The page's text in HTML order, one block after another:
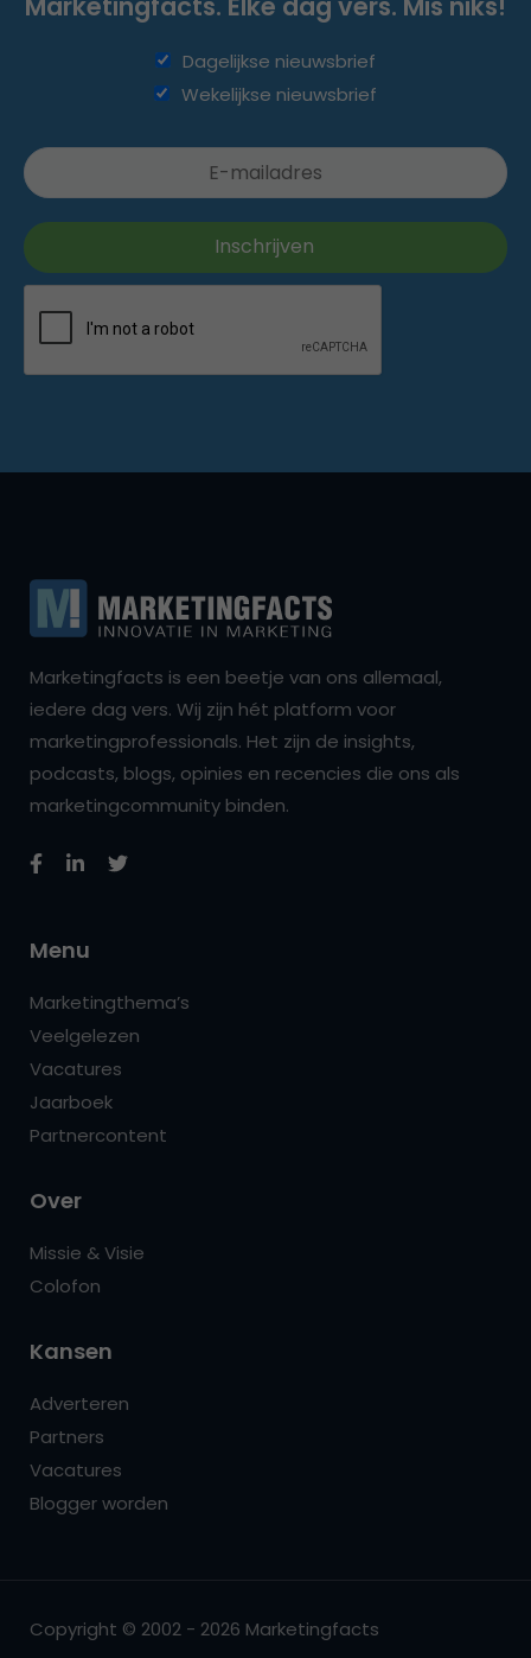
Marketingfacts. Elke dag vers. Mis niks!
Dagelijkse nieuwsbrief
Wekelijkse nieuwsbrief
Marketingfacts is een beetje van ons allemaal,
iedere dag vers. Wij zijn hét platform voor
marketingprofessionals. Het zijn de insights,
podcasts, blogs, opinies en recencies die ons als
marketingcommunity binden.
Menu
Marketingthema’s
Veelgelezen
Vacatures
Jaarboek
Partnercontent
Over
Missie & Visie
Colofon
Kansen
Adverteren
Partners
Vacatures
Blogger worden
Copyright © 2002 - 2026 Marketingfacts